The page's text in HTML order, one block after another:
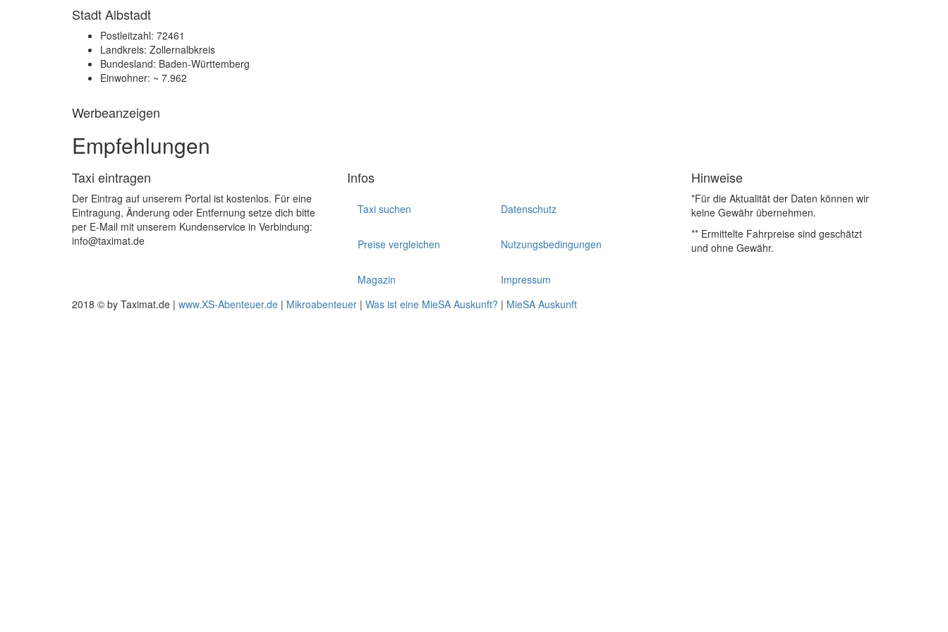
Stadt Albstadt
Postleitzahl: 72461
Landkreis: Zollernalbkreis
Bundesland: Baden-Württemberg
Einwohner: ~ 7.962
Werbeanzeigen
Empfehlungen
Taxi eintragen
Der Eintrag auf unserem Portal ist kostenlos. Für eine
Eintragung, Änderung oder Entfernung setze dich bitte
per E-Mail mit unserem Kundenservice in Verbindung:
info@taximat.de
Infos
Taxi suchen
Preise vergleichen
Magazin
Datenschutz
Nutzungsbedingungen
Impressum
Hinweise
*Für die Aktualität der Daten können wir
keine Gewähr übernehmen.
** Ermittelte Fahrpreise sind geschätzt
und ohne Gewähr.
2018 © by Taximat.de | www.XS-Abenteuer.de | Mikroabenteuer | Was ist eine MieSA Auskunft? | MieSA Auskunft